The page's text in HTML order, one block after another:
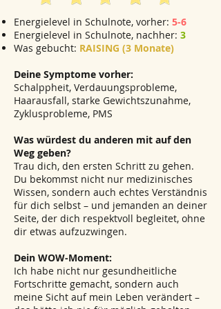
Energielevel in Schulnote, vorher: 5-6
Energielevel in Schulnote, nachher: 3
Was gebucht: RAISING (3 Monate)
Deine Symptome vorher:
Schalppheit, Verdauungsprobleme,
Haarausfall, starke Gewichtszunahme,
Zyklusprobleme, PMS
Was würdest du anderen mit auf den
Weg geben?
Trau dich, den ersten Schritt zu gehen.
Du bekommst nicht nur medizinisches
Wissen, sondern auch echtes Verständnis
für dich selbst – und jemanden an deiner
Seite, der dich respektvoll begleitet, ohne
dir etwas aufzuzwingen.
Dein WOW-Moment:
Ich habe nicht nur gesundheitliche
Fortschritte gemacht, sondern auch
meine Sicht auf mein Leben verändert –